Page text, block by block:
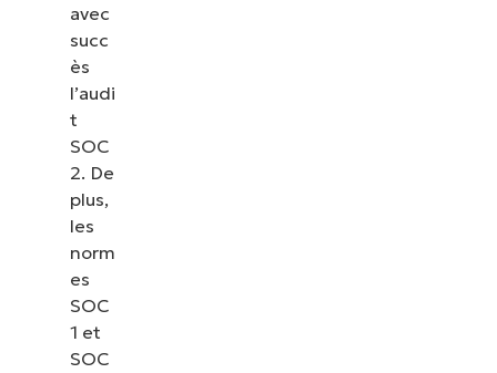
avec
succ
ès
l’audi
t
SOC
2. De
plus,
les
norm
es
SOC
1 et
SOC